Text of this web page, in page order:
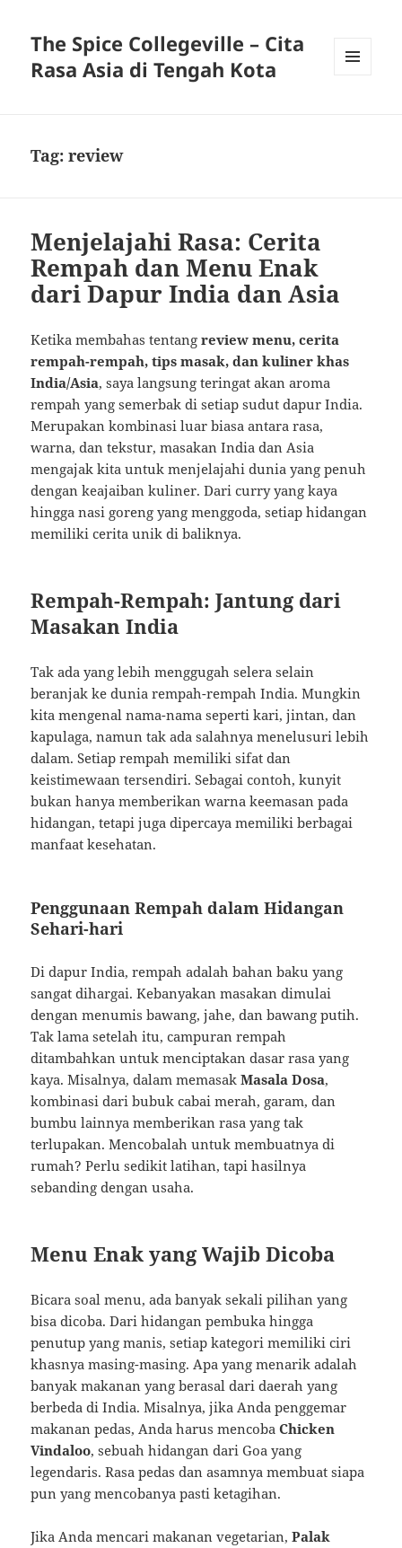
The Spice Collegeville – Cita
Rasa Asia di Tengah Kota
Tag:review
Menjelajahi Rasa: Cerita
Rempah dan Menu Enak
dari Dapur India dan Asia
Ketika membahas tentangreview menu, cerita
rempah-rempah, tips masak, dan kuliner khas
India/Asia, saya langsung teringat akan aroma
rempah yang semerbak di setiap sudut dapur India.
Merupakan kombinasi luar biasa antara rasa,
warna, dan tekstur, masakan India dan Asia
mengajak kita untuk menjelajahi dunia yang penuh
dengan keajaiban kuliner. Dari curry yang kaya
hingga nasi goreng yang menggoda, setiap hidangan
memiliki cerita unik di baliknya.
Rempah-Rempah: Jantung dari
Masakan India
Tak ada yang lebih menggugah selera selain
beranjak ke dunia rempah-rempah India. Mungkin
kita mengenal nama-nama seperti kari, jintan, dan
kapulaga, namun tak ada salahnya menelusuri lebih
dalam. Setiap rempah memiliki sifat dan
keistimewaan tersendiri. Sebagai contoh, kunyit
bukan hanya memberikan warna keemasan pada
hidangan, tetapi juga dipercaya memiliki berbagai
manfaat kesehatan.
Penggunaan Rempah dalam Hidangan
Sehari-hari
Di dapur India, rempah adalah bahan baku yang
sangat dihargai. Kebanyakan masakan dimulai
dengan menumis bawang, jahe, dan bawang putih.
Tak lama setelah itu, campuran rempah
ditambahkan untuk menciptakan dasar rasa yang
kaya. Misalnya, dalam memasakMasala Dosa,
kombinasi dari bubuk cabai merah, garam, dan
bumbu lainnya memberikan rasa yang tak
terlupakan. Mencobalah untuk membuatnya di
rumah? Perlu sedikit latihan, tapi hasilnya
sebanding dengan usaha.
Menu Enak yang Wajib Dicoba
Bicara soal menu, ada banyak sekali pilihan yang
bisa dicoba. Dari hidangan pembuka hingga
penutup yang manis, setiap kategori memiliki ciri
khasnya masing-masing. Apa yang menarik adalah
banyak makanan yang berasal dari daerah yang
berbeda di India. Misalnya, jika Anda penggemar
makanan pedas, Anda harus mencobaChicken
Vindaloo, sebuah hidangan dari Goa yang
legendaris. Rasa pedas dan asamnya membuat siapa
pun yang mencobanya pasti ketagihan.
Jika Anda mencari makanan vegetarian,Palak